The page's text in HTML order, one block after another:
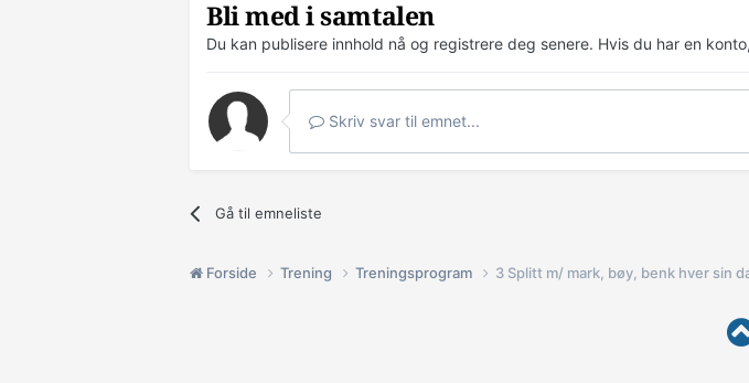
Bli med i samtalen
Du kan publisere innhold nå og registrere deg senere. Hvis du har en konto,
Skriv svar til emnet...
Gå til emneliste
Forside Trening Treningsprogram 3 Splitt m/ mark, bøy, benk hver sin